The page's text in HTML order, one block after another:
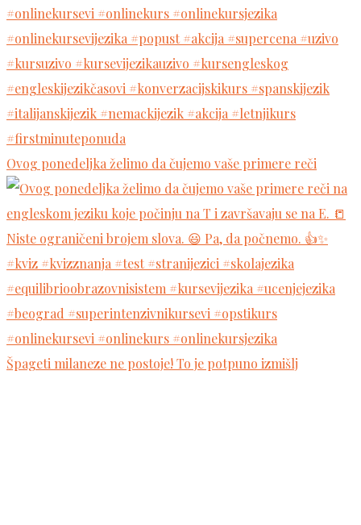
Ovog ponedeljka želimo da čujemo vaše primere reči
Špageti milaneze ne postoje! To je potpuno izmišlj